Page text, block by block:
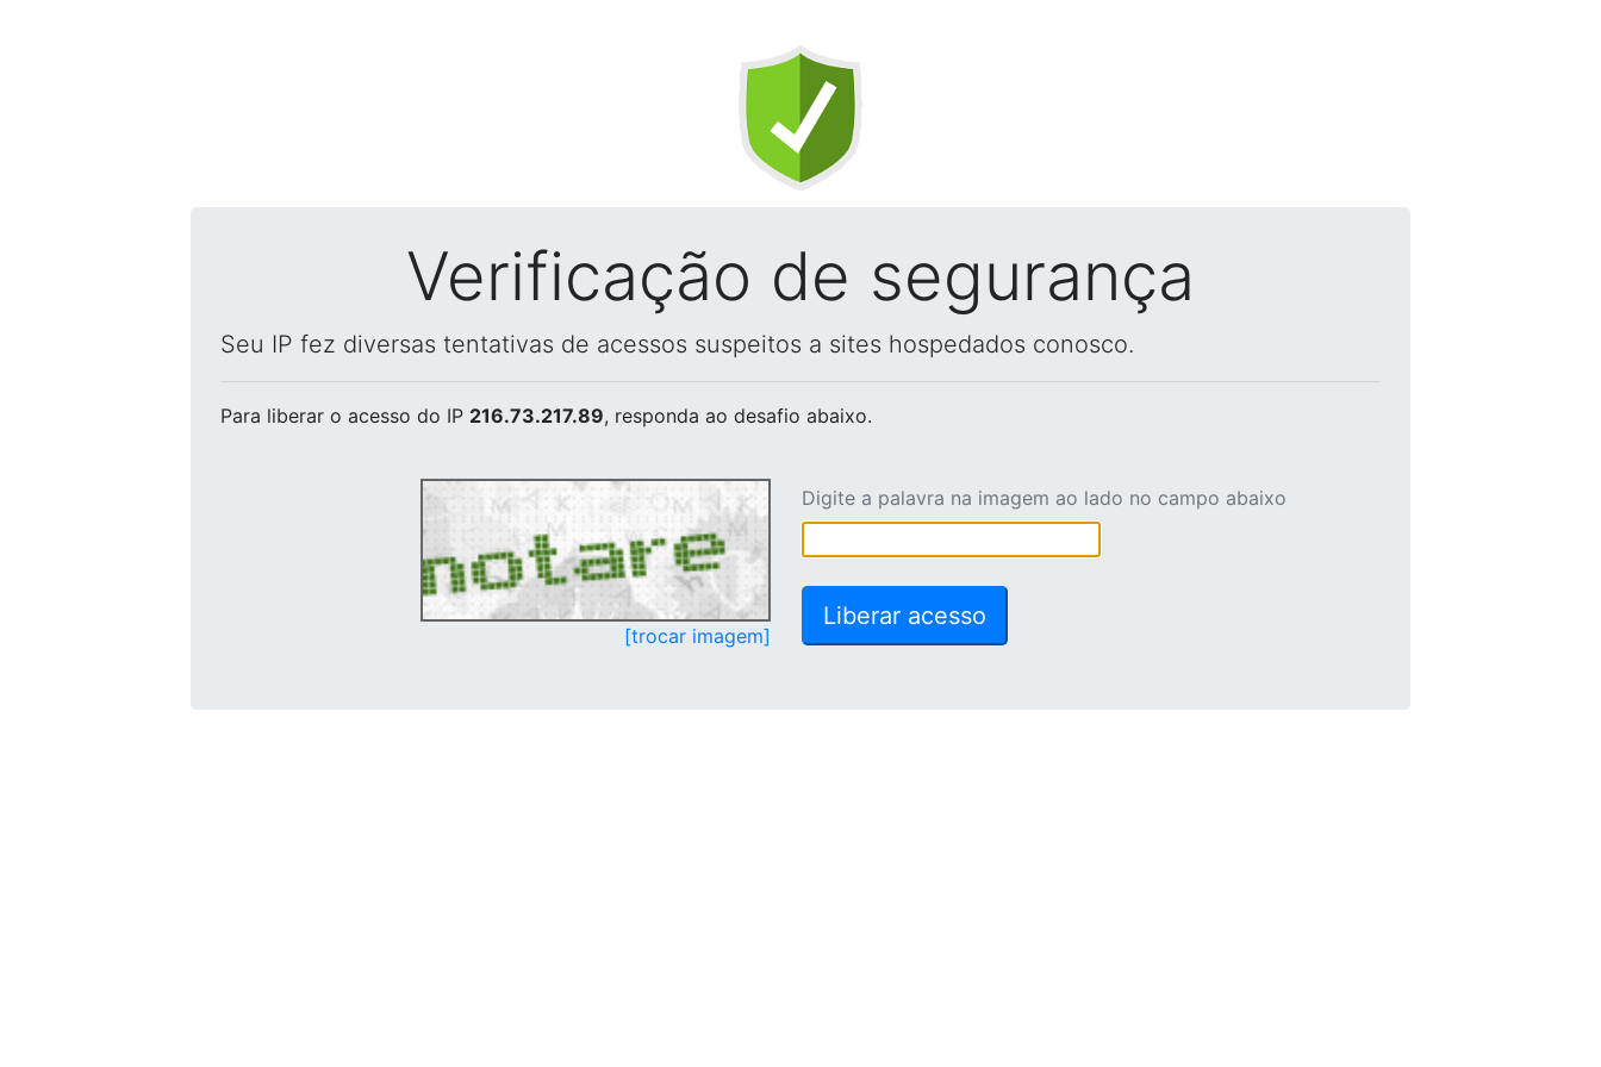
Verificação de segurança
Seu IP fez diversas tentativas de acessos suspeitos a sites hospedados conosco.
Para liberar o acesso do IP 216.73.217.89, responda ao desafio abaixo.
[trocar imagem]
Digite a palavra na imagem ao lado no campo abaixo